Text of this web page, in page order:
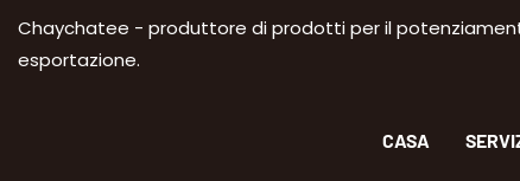
Chaychatee - produttore di prodotti per il
esportazione.
CASA